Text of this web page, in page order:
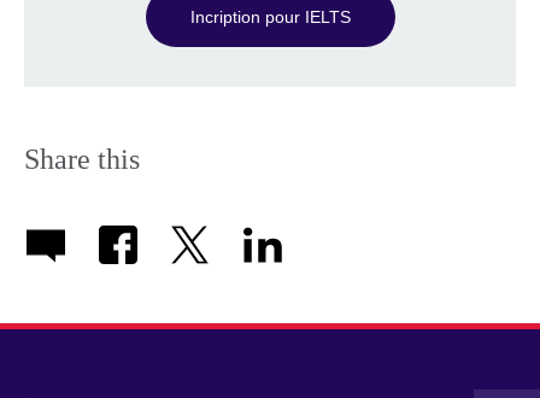
Incription pour IELTS
Share this